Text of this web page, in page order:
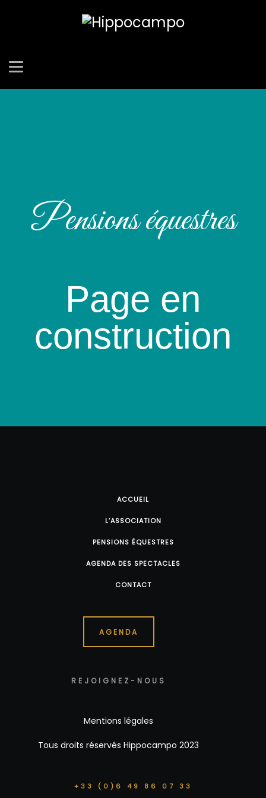
Pensions équestres
Page en
construction
ACCUEIL
L’ASSOCIATION
PENSIONS ÉQUESTRES
AGENDA DES SPECTACLES
CONTACT
AGENDA
REJOIGNEZ-NOUS
Mentions légales
Tous droits réservés Hippocampo 2023
+33 (0)6 49 86 07 33